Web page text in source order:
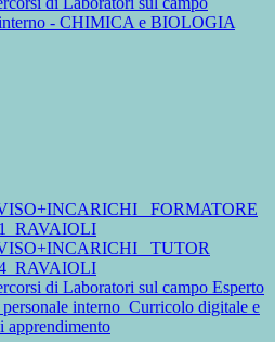
interno - CHIMICA e BIOLOGIA
FORMATORE
TUTOR
di Laboratori sul campo Esperto
interno_Curricolo digitale e
apprendimento